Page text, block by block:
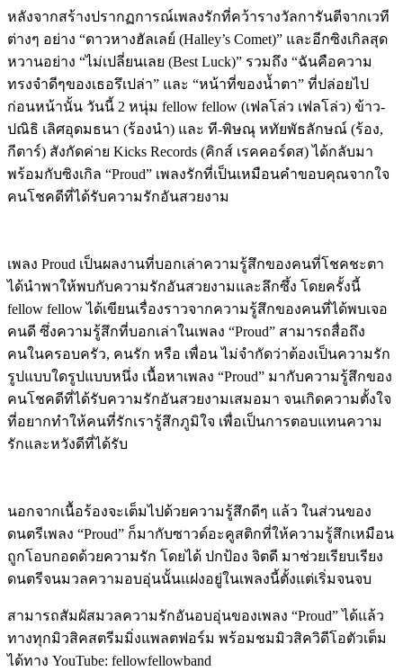
หลังจากสร้างปรากฏการณ์เพลงรักที่คว้ารางวัลการันตีจากเวที
ต่างๆ อย่าง “ดาวหางฮัลเลย์ (Halley’s Comet)” และอีกซิงเกิลสุด
หวานอย่าง “ไม่เปลี่ยนเลย (Best Luck)” รวมถึง “ฉันคือความ
ทรงจำดีๆของเธอรึเปล่า” และ “หน้าที่ของน้ำตา” ที่ปล่อยไป
ก่อนหน้านั้น วันนี้ 2 หนุ่ม fellow fellow (เฟลโล่ว เฟลโล่ว) ข้าว-
ปณิธิ เลิศอุดมธนา (ร้องนำ) และ ที-พิษณุ หทัยพัธลักษณ์ (ร้อง,
กีตาร์) สังกัดค่าย Kicks Records (คิกส์ เรคคอร์ดส) ได้กลับมา
พร้อมกับซิงเกิล “Proud” เพลงรักที่เป็นเหมือนคำขอบคุณจากใจ
คนโชคดีที่ได้รับความรักอันสวยงาม
เพลง Proud เป็นผลงานที่บอกเล่าความรู้สึกของคนที่โชคชะตา
ได้นำพาให้พบกับความรักอันสวยงามและลึกซึ้ง โดยครั้งนี้
fellow fellow ได้เขียนเรื่องราวจากความรู้สึกของคนที่ได้พบเจอ
คนดี ซึ่งความรู้สึกที่บอกเล่าในเพลง “Proud” สามารถสื่อถึง
คนในครอบครัว, คนรัก หรือ เพื่อน ไม่จำกัดว่าต้องเป็นความรัก
รูปแบบใดรูปแบบหนึ่ง เนื้อหาเพลง “Proud” มากับความรู้สึกของ
คนโชคดีที่ได้รับความรักอันสวยงามเสมอมา จนเกิดความตั้งใจ
ที่อยากทำให้คนที่รักเรารู้สึกภูมิใจ เพื่อเป็นการตอบแทนความ
รักและหวังดีที่ได้รับ
นอกจากเนื้อร้องจะเต็มไปด้วยความรู้สึกดีๆ แล้ว ในส่วนของ
ดนตรีเพลง “Proud” ก็มากับซาวด์อะคูสติกที่ให้ความรู้สึกเหมือน
ถูกโอบกอดด้วยความรัก โดยได้ ปกป้อง จิตดี มาช่วยเรียบเรียง
ดนตรีจนมวลความอบอุ่นนั้นแฝงอยู่ในเพลงนี้ตั้งแต่เริ่มจนจบ
สามารถสัมผัสมวลความรักอันอบอุ่นของเพลง “Proud” ได้แล้ว
ทางทุกมิวสิคสตรีมมิ่งแพลตฟอร์ม พร้อมชมมิวสิควิดีโอตัวเต็ม
ได้ทาง YouTube: fellowfellowband